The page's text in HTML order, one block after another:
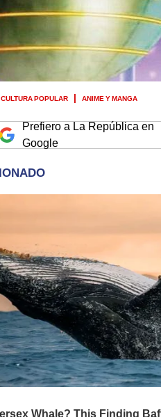
CULTURA POPULAR ANIME Y MANGA
Prefiero a La República en
Google